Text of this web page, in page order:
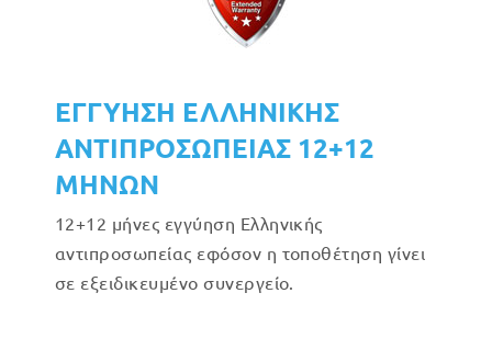
ΕΓΓΥΗΣΗ ΕΛΛΗΝΙΚΗΣ
ΑΝΤΙΠΡΟΣΩΠΕΙΑΣ 12+12
ΜΗΝΩΝ
12+12 μήνες εγγύηση Ελληνικής
αντιπροσωπείας εφόσον η τοποθέτηση γίνει
σε εξειδικευμένο συνεργείο.